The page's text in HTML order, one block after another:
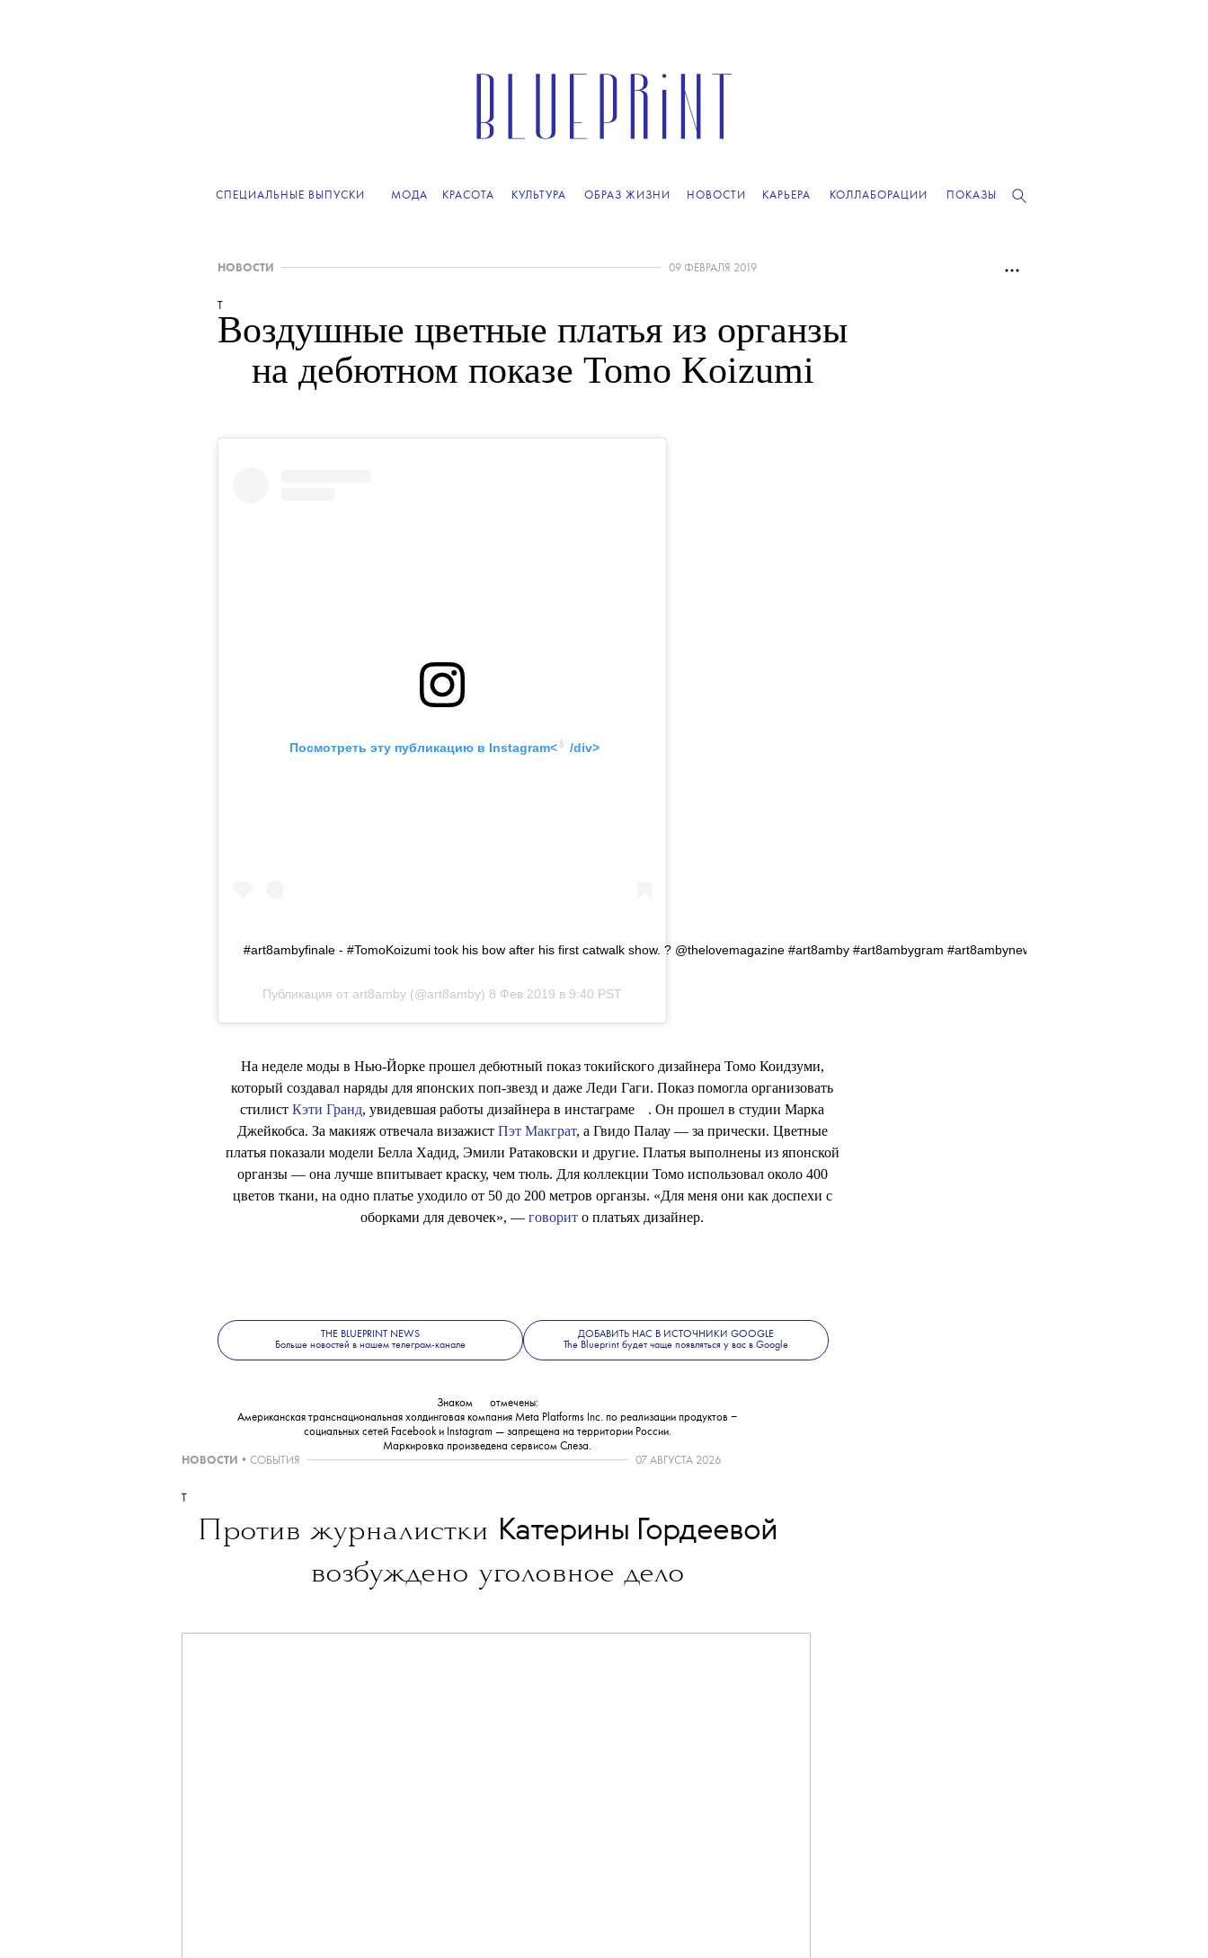
СПЕЦИАЛЬНЫЕ ВЫПУСКИ МОДА КРАСОТА КУЛЬТУРА ОБРАЗ ЖИЗНИ НОВОСТИ КАРЬЕРА КОЛЛАБОРАЦИИ ПОКАЗЫ
НОВОСТИ 09 ФЕВРАЛЯ 2019
T
Воздушные цветные платья из органзы
на дебютном показе Tomo Koizumi
Посмотреть эту публикацию в Instagram<💧 /div>
#art8ambyfinale - #TomoKoizumi took his bow after his first catwalk show. ? @thelovemagazine #art8amby #art8ambygram #art8ambynews #art8ambyfashion
Публикация от art8amby (@art8amby) 8 Фев 2019 в 9:40 PST
На неделе моды в Нью-Йорке прошел дебютный показ токийского дизайнера Томо Коидзуми,
который создавал наряды для японских поп-звезд и даже Леди Гаги. Показ помогла организовать
стилист Кэти Гранд, увидевшая работы дизайнера в инстаграме
. Он прошел в студии Марка
Джейкобса. За макияж отвечала визажист Пэт Макграт, а Гвидо Палау — за прически. Цветные
платья показали модели Белла Хадид, Эмили Ратаковски и другие. Платья выполнены из японской
органзы — она лучше впитывает краску, чем тюль. Для коллекции Томо использовал около 400
цветов ткани, на одно платье уходило от 50 до 200 метров органзы. «Для меня они как доспехи с
оборками для девочек», — говорит о платьях дизайнер.
THE BLUEPRINT NEWS
Больше новостей в нашем телеграм-канале
ДОБАВИТЬ НАС В ИСТОЧНИКИ GOOGLE
The Blueprint будет чаще появляться у вас в Google
Знаком
отмечены:
Американская транснациональная холдинговая компания Meta Platforms Inc. по реализации продуктов ‒
социальных сетей Facebook и Instagram — запрещена на территории России.
Маркировка произведена сервисом Слеза.
НОВОСТИ
• СОБЫТИЯ 07 АВГУСТА 2026
T
Против журналистки Катерины Гордеевой
возбуждено уголовное дело